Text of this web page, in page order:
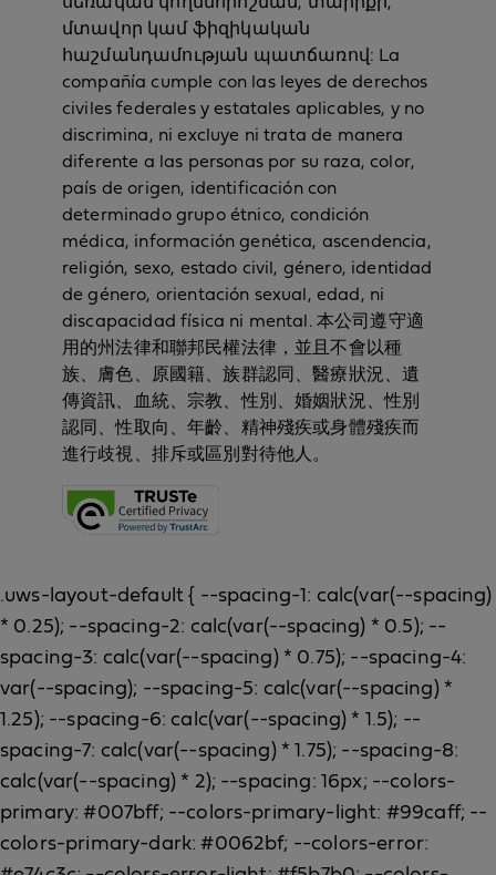
մտավոր կամ ֆիզիկական
հաշմանդամության պատճառով: La
compañía cumple con las leyes de derechos
civiles federales y estatales aplicables, y no
discrimina, ni excluye ni trata de manera
diferente a las personas por su raza, color,
país de origen, identificación con
determinado grupo étnico, condición
médica, información genética, ascendencia,
religión, sexo, estado civil, género, identidad
de género, orientación sexual, edad, ni
discapacidad física ni mental. 本公司遵守適
用的州法律和聯邦民權法律，並且不會以種
族、膚色、原國籍、族群認同、醫療狀況、遺
傳資訊、血統、宗教、性別、婚姻狀況、性別
認同、性取向、年齡、精神殘疾或身體殘疾而
進行歧視、排斥或區別對待他人。